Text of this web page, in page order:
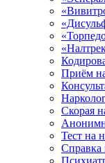
Приём
Скорая
Тест на
Справка